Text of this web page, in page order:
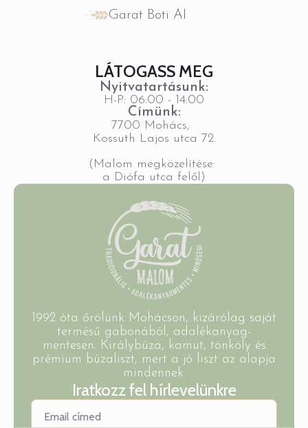
Garat Boti AI
LÁTOGASS MEG
Nyitvatartásunk:
H-P: 06:00 - 14:00
Címünk:
7700 Mohács,
Kossuth Lajos utca 72.
(Malom megközelítése:
a Diófa utca felől)
1992 óta őrölünk Mohácson, kizárólag saját
termésű gabonából, adalékanyag-
mentesen. Királybúza, kamut, tönköly és
prémium búzaliszt, mert a jó liszt az alapja
mindennek.
Iratkozz fel hírlevelünkre